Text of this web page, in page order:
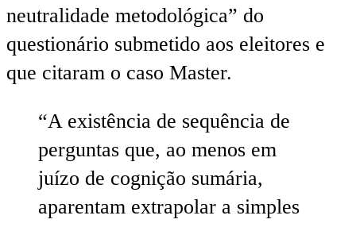
neutralidade metodológica” do
questionário submetido aos eleitores e
que citaram o caso Master.
“A existência de sequência de
perguntas que, ao menos em
juízo de cognição sumária,
aparentam extrapolar a simples